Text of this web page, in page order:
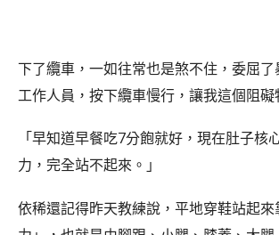
下了纜車，一如往常也是煞不住，委屈
工作人員，按下纜車慢行，讓我這個阻礙
「早知道早餐吃7分飽就好，現在肚子核
力，完全站不起來。」
依稀還記得昨天教練說，平地穿鞋站起